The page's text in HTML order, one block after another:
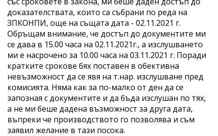
доказателствата, които са събрани по реда на
ЗПКОНПИ, още на същата дата - 02.11.2021 г.
Обръщам внимание, че достъп до документите ми
се дава в 15.00 часа на 02.11.2021г., а изслушването
ми е насрочено за 10.00 часа на 03.11.2021 г. Поради
кратките срокове бях поставен в обективна
невъзможност да се явя на т.нар. изслушване пред
комисията. Няма как за по-малко от ден да се
запозная с документите и да бъда изслушан по тях,
а не ми беше дадена възможност за друга дата,
въпреки че производството го позволява и съм
заявил желание в тази посока.